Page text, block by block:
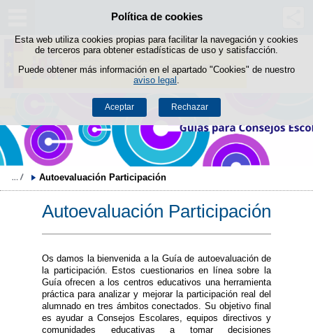
Política de cookies
Esta web utiliza cookies propias para facilitar la navegación y cookies
de terceros para obtener estadísticas de uso y satisfacción.
Puede obtener más información en el apartado "Cookies" de nuestro
aviso legal
Aceptar Rechazar
Saltar al contenido
Autoevaluación Participación
Autoevaluación Participación
Os damos la bienvenida a la Guía de autoevaluación de
la participación. Estos cuestionarios en línea sobre la
Guía ofrecen a los centros educativos una herramienta
práctica para analizar y mejorar la participación real del
alumnado en tres ámbitos conectados. Su objetivo final
es ayudar a Consejos Escolares, equipos directivos y
comunidades educativas a tomar decisiones